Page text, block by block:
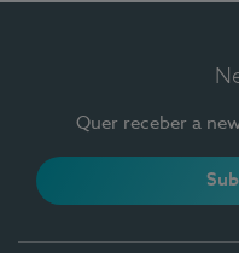
Quer receber a